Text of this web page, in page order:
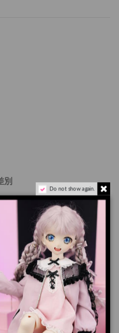
別
車
Do not show again.